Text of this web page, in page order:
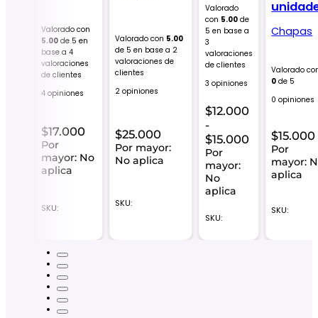
Valorado con
5.00de 5 en
base a 4
valoraciones
de clientes
4 opiniones
$17.000
Por
mayor: No
aplica
SKU:
Valorado con 5.00
de 5 en base a 2
valoraciones de
clientes
2 opiniones
$25.000
Por mayor:
No aplica
SKU:
Valorado
con 5.00de
5 en base a
3
valoraciones
de clientes
3 opiniones
$12.000
-
$15.000Rango
precios:
desde
hasta
Por
mayor:
No
aplica
SKU:
Chapas
Valorado
0 de 5
0 opiniones
$15.000
Por
mayor:
aplica
SKU: